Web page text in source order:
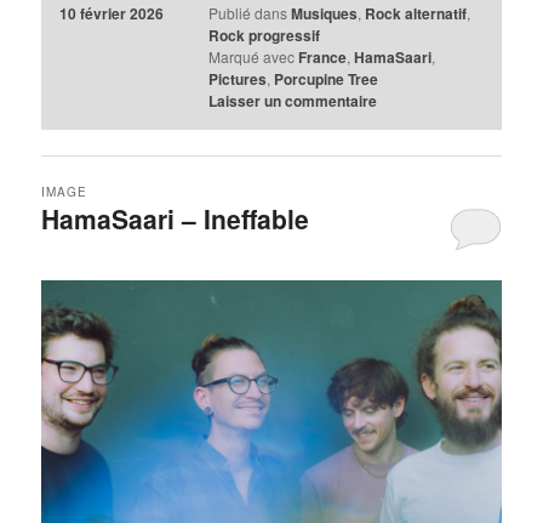
10 février 2026 Publié dans Musiques, Rock alternatif,
Rock progressif
Marqué avec France, HamaSaari,
Pictures, Porcupine Tree
Laisser un commentaire
HamaSaari – Ineffable
IMAGE